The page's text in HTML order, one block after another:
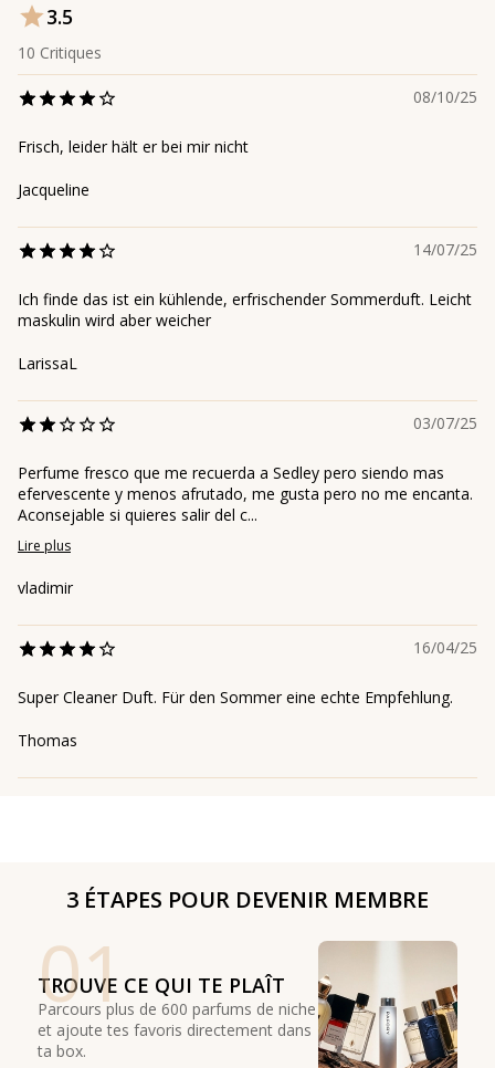
3.5
10 Critiques
08/10/25
Frisch, leider hält er bei mir nicht
Jacqueline
14/07/25
Ich finde das ist ein kühlende, erfrischender Sommerduft. Leicht
maskulin wird aber weicher
LarissaL
03/07/25
Perfume fresco que me recuerda a Sedley pero siendo mas
efervescente y menos afrutado, me gusta pero no me encanta.
Aconsejable si quieres salir del c...
Lire plus
vladimir
16/04/25
Super Cleaner Duft. Für den Sommer eine echte Empfehlung.
Thomas
3 ÉTAPES POUR DEVENIR MEMBRE
01
TROUVE CE QUI TE PLAÎT
Parcours plus de 600 parfums de niche
et ajoute tes favoris directement dans
ta box.